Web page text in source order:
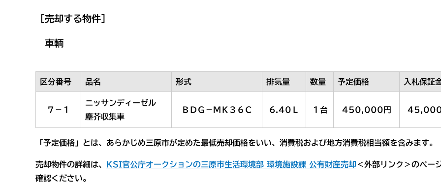
［売却する物件］
車輌
区分番号 品名 形式 排気量 数量 予定価格 入札保証
７－１
ニッサンディーゼル
塵芥収集車
ＢＤＧ－ＭＫ３６Ｃ 6.40Ｌ １台 450,000円
「予定価格」とは、あらかじめ三原市が定めた最低売却価格をいい、消費税および地方消費税相当額を含みます。
売却物件の詳細は、 KSI官公庁オークションの三原市生活環境部 環境施設課 公有財産売却 ＜外部リンク＞のペー
確認ください。